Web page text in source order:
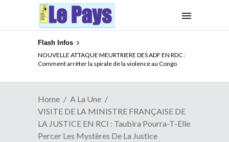
Flash Infos
LA CITE SANS VERTU
Home
A La Une
VISITE DE LA MINISTRE FRANÇAISE DE
LA JUSTICE EN RCI : Taubira Pourra-T-Elle
Percer Les Mystères De La Justice